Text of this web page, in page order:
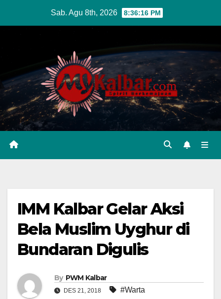
Sab. Agu 8th, 2026 8:36:17 PM
IMM Kalbar Gelar Aksi
Bela Muslim Uyghur di
Bundaran Digulis
By PWM Kalbar
DES 21, 2018 #Warta